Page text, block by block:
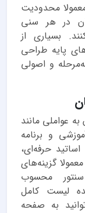
محدودیت
در هر سنی
بسیاری از
پایه طراحی
و اصولی
عواملی مانند
و برنامه
حرفه‌ای،
گزینه‌های
محسوب
لیست کامل
به صفحه